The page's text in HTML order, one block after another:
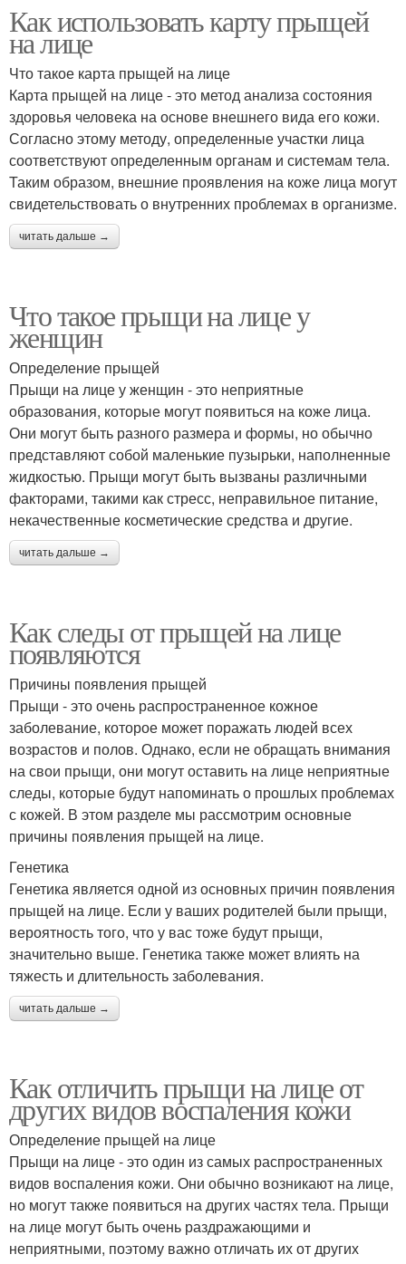
Как использовать карту прыщей
на лице
Что такое карта прыщей на лице
Карта прыщей на лице - это метод анализа состояния
здоровья человека на основе внешнего вида его кожи.
Согласно этому методу, определенные участки лица
соответствуют определенным органам и системам тела.
Таким образом, внешние проявления на коже лица могут
свидетельствовать о внутренних проблемах в организме.
читать дальше →
Что такое прыщи на лице у
женщин
Определение прыщей
Прыщи на лице у женщин - это неприятные
образования, которые могут появиться на коже лица.
Они могут быть разного размера и формы, но обычно
представляют собой маленькие пузырьки, наполненные
жидкостью. Прыщи могут быть вызваны различными
факторами, такими как стресс, неправильное питание,
некачественные косметические средства и другие.
читать дальше →
Как следы от прыщей на лице
появляются
Причины появления прыщей
Прыщи - это очень распространенное кожное
заболевание, которое может поражать людей всех
возрастов и полов. Однако, если не обращать внимания
на свои прыщи, они могут оставить на лице неприятные
следы, которые будут напоминать о прошлых проблемах
с кожей. В этом разделе мы рассмотрим основные
причины появления прыщей на лице.
Генетика
Генетика является одной из основных причин появления
прыщей на лице. Если у ваших родителей были прыщи,
вероятность того, что у вас тоже будут прыщи,
значительно выше. Генетика также может влиять на
тяжесть и длительность заболевания.
читать дальше →
Как отличить прыщи на лице от
других видов воспаления кожи
Определение прыщей на лице
Прыщи на лице - это один из самых распространенных
видов воспаления кожи. Они обычно возникают на лице,
но могут также появиться на других частях тела. Прыщи
на лице могут быть очень раздражающими и
неприятными, поэтому важно отличать их от других